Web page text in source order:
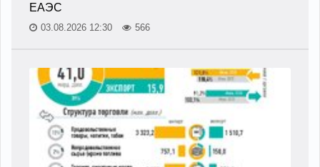
ЕАЭС
03.08.2026 12:30 566